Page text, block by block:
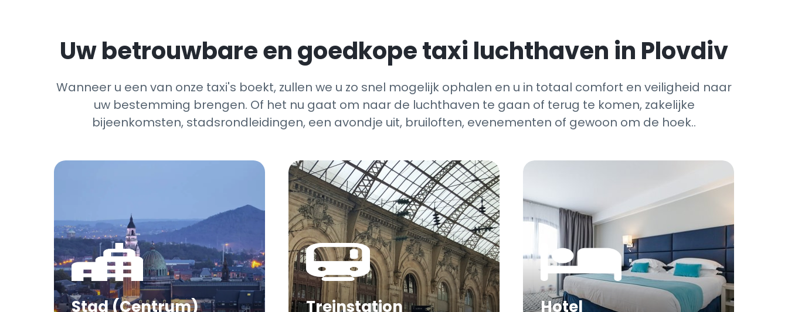
Uw betrouwbare en goedkope taxi luchthaven in Plovdiv
Wanneer u een van onze taxi's boekt, zullen we u zo snel mogelijk ophalen en u in totaal comfort en veiligheid naar
uw bestemming brengen. Of het nu gaat om naar de luchthaven te gaan of terug te komen, zakelijke
bijeenkomsten, stadsrondleidingen, een avondje uit, bruiloften, evenementen of gewoon om de hoek..
Stad (Centrum) Treinstation Hotel